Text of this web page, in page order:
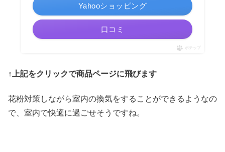
Yahooショッピング
口コミ
ポチップ
↑上記をクリックで商品ページに飛びます
花粉対策しながら室内の換気をすることができるようなの
で、室内で快適に過ごせそうですね。